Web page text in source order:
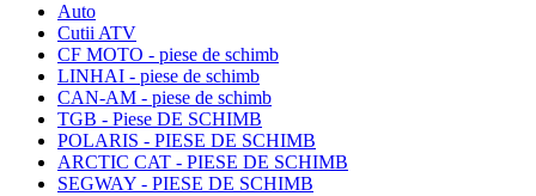
Auto
Cutii ATV
CF MOTO - piese de schimb
LINHAI - piese de schimb
CAN-AM - piese de schimb
TGB - Piese DE SCHIMB
POLARIS - PIESE DE SCHIMB
ARCTIC CAT - PIESE DE SCHIMB
SEGWAY - PIESE DE SCHIMB